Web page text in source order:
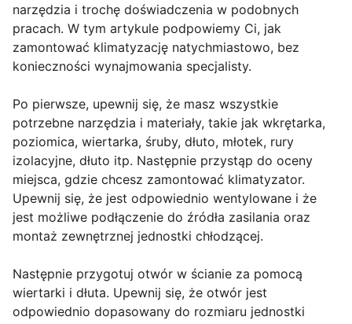
narzędzia i trochę doświadczenia w podobnych
pracach. W tym artykule podpowiemy Ci, jak
zamontować klimatyzację natychmiastowo, bez
konieczności wynajmowania specjalisty.
Po pierwsze, upewnij się, że masz wszystkie
potrzebne narzędzia i materiały, takie jak wkrętarka,
poziomica, wiertarka, śruby, dłuto, młotek, rury
izolacyjne, dłuto itp. Następnie przystąp do oceny
miejsca, gdzie chcesz zamontować klimatyzator.
Upewnij się, że jest odpowiednio wentylowane i że
jest możliwe podłączenie do źródła zasilania oraz
montaż zewnętrznej jednostki chłodzącej.
Następnie przygotuj otwór w ścianie za pomocą
wiertarki i dłuta. Upewnij się, że otwór jest
odpowiednio dopasowany do rozmiaru jednostki